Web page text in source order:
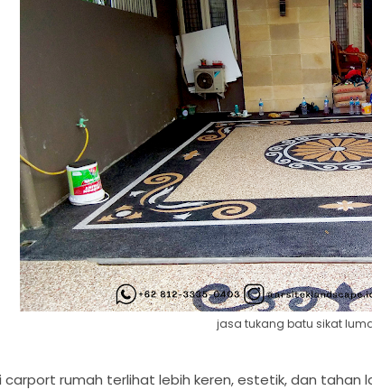
jasa tukang batu sikat
carport rumah terlihat lebih keren, estetik, dan tahan